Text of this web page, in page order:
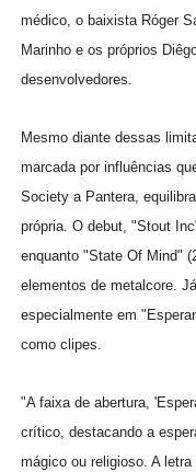
médico, o baixista Róger
Marinho e os próprios
desenvolvedores.
Mesmo diante dessas
marcada por influências
Society a Pantera,
própria. O debut, "Stout
enquanto "State Of Mind"
elementos de metalcore.
especialmente em
como clipes.
"A faixa de abertura,
crítico, destacando a
mágico ou religioso. A